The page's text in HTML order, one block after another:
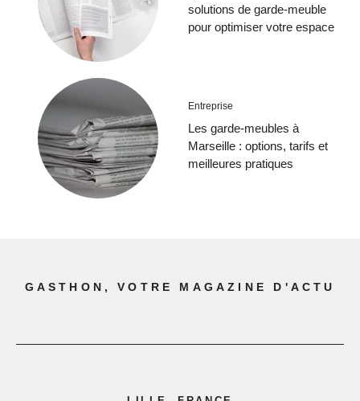
solutions de garde-meuble
pour optimiser votre espace
Entreprise
Les garde-meubles à
Marseille : options, tarifs et
meilleures pratiques
GASTHON, VOTRE MAGAZINE D'ACTU